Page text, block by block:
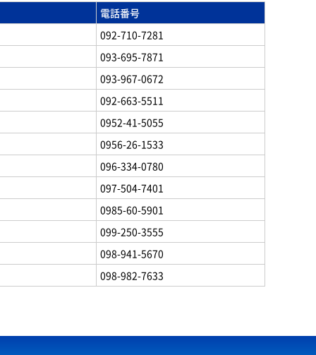
電話番号
092-710-7281
093-695-7871
093-967-0672
092-663-5511
0952-41-5055
0956-26-1533
096-334-0780
097-504-7401
0985-60-5901
099-250-3555
098-941-5670
098-982-7633